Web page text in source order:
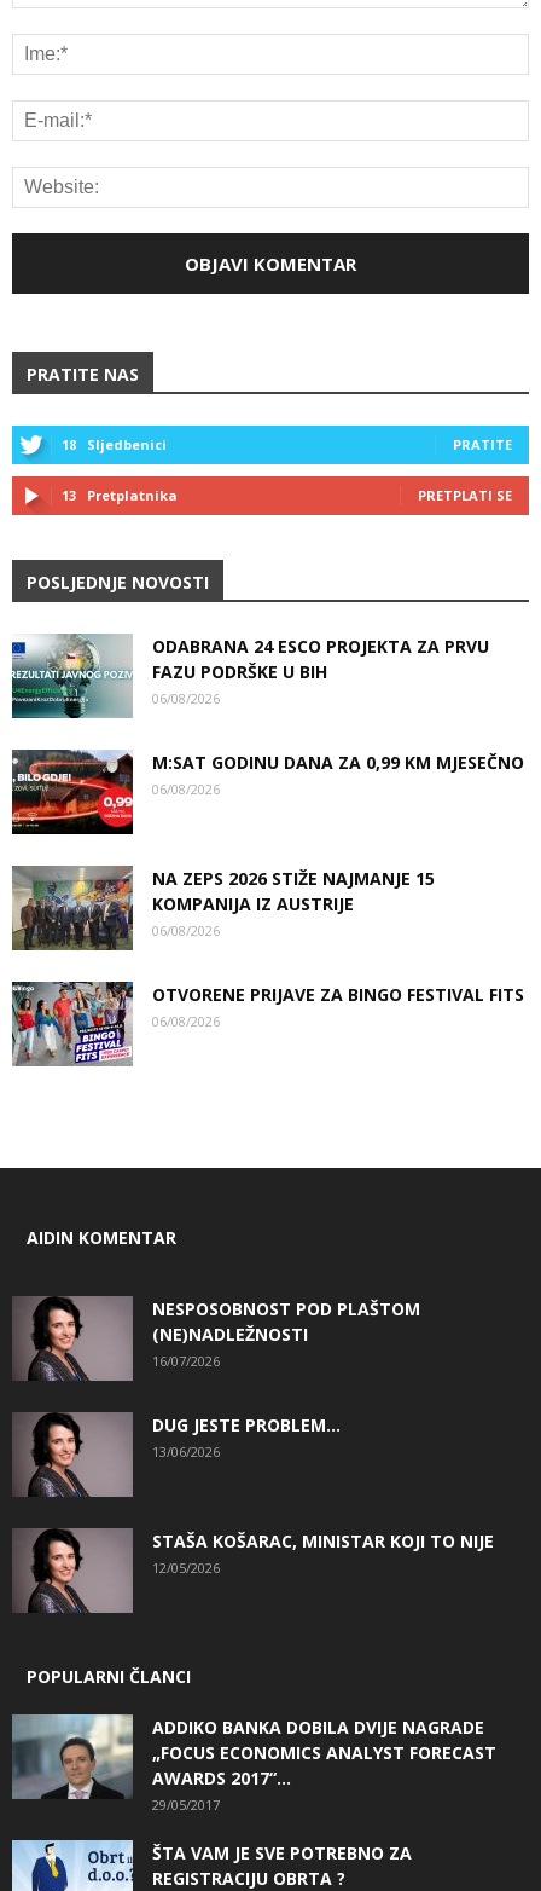
PRATITE NAS
18 Sljedbenici PRATITE
13 Pretplatnika PRETPLATI SE
POSLJEDNJE NOVOSTI
ODABRANA 24 ESCO PROJEKTA ZA PRVU
FAZU PODRŠKE U BIH
06/08/2026
M:SAT GODINU DANA ZA 0,99 KM MJESEČNO
06/08/2026
NA ZEPS 2026 STIŽE NAJMANJE 15
KOMPANIJA IZ AUSTRIJE
06/08/2026
OTVORENE PRIJAVE ZA BINGO FESTIVAL FITS
06/08/2026
AIDIN KOMENTAR
NESPOSOBNOST POD PLAŠTOM
(NE)NADLEŽNOSTI
16/07/2026
DUG JESTE PROBLEM…
13/06/2026
STAŠA KOŠARAC, MINISTAR KOJI TO NIJE
12/05/2026
POPULARNI ČLANCI
ADDIKO BANKA DOBILA DVIJE NAGRADE
„FOCUS ECONOMICS ANALYST FORECAST
AWARDS 2017“...
29/05/2017
ŠTA VAM JE SVE POTREBNO ZA
REGISTRACIJU OBRTA ?